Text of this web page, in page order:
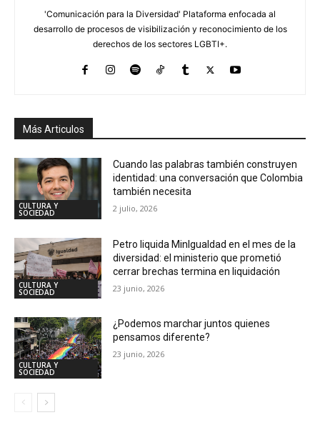
'Comunicación para la Diversidad' Plataforma enfocada al
desarrollo de procesos de visibilización y reconocimiento de los
derechos de los sectores LGBTI+.
Más Articulos
CULTURA Y
SOCIEDAD
Cuando las palabras también construyen
identidad: una conversación que Colombia
también necesita
2 julio, 2026
CULTURA Y
SOCIEDAD
Petro liquida MinIgualdad en el mes de la
diversidad: el ministerio que prometió
cerrar brechas termina en liquidación
23 junio, 2026
CULTURA Y
SOCIEDAD
¿Podemos marchar juntos quienes
pensamos diferente?
23 junio, 2026